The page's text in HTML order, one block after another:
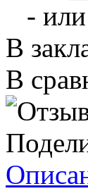
-
В
В